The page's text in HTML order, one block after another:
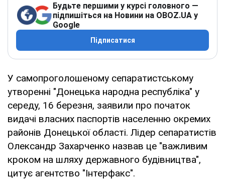
Будьте першими у курсі головного —
підпишіться на Новини на OBOZ.UA у
Google
Підписатися
У самопроголошеному сепаратистському
утворенні "Донецька народна республіка" у
середу, 16 березня, заявили про початок
видачі власних паспортів населенню окремих
районів Донецької області. Лідер сепаратистів
Олександр Захарченко назвав це "важливим
кроком на шляху державного будівництва",
цитує агентство "Інтерфакс".